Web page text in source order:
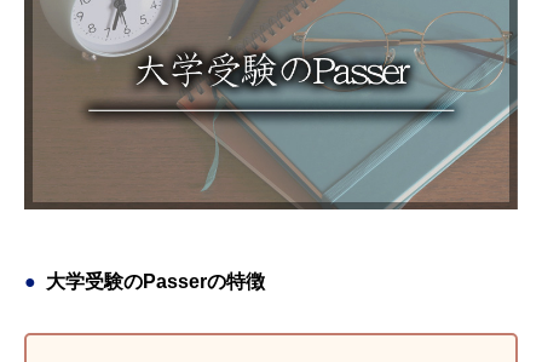
大学受験のPasserの特徴